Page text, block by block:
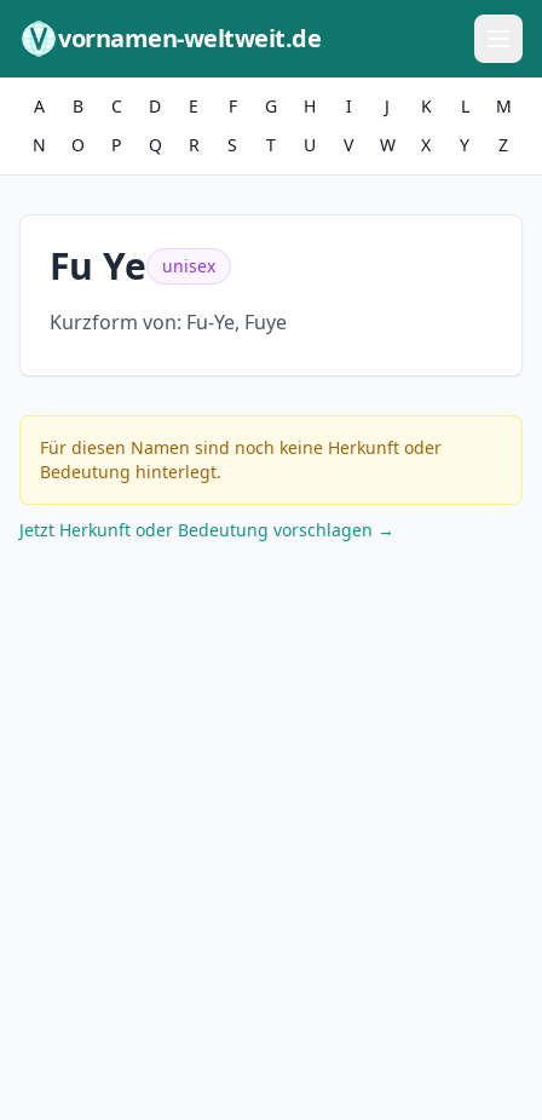
vornamen-weltweit.de
A B C D E F G H I J K L
M
N
O P Q R S T U V W X Y Z
Fu Ye unisex
Kurzform von: Fu-Ye, Fuye
Für diesen Namen sind noch keine Herkunft oder
Bedeutung hinterlegt.
Jetzt Herkunft oder Bedeutung vorschlagen →